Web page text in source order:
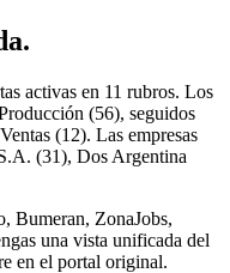
.
activas en 11 rubros. Los
(56), seguidos
(12). Las empresas
(31), Dos Argentina
Bumeran, ZonaJobs,
una vista unificada del
en el portal original.